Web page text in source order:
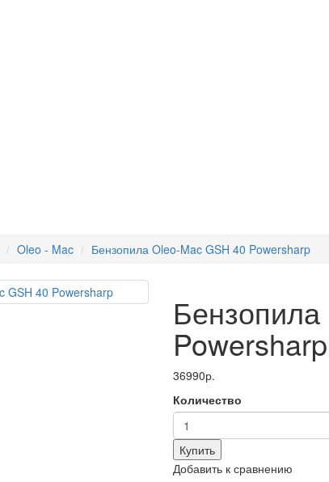
Oleo - Mac Бензопила Oleo-Mac GSH 40 Powersharp
Powersharp
36990р.
Количество
Купить
Добавить к сравнению